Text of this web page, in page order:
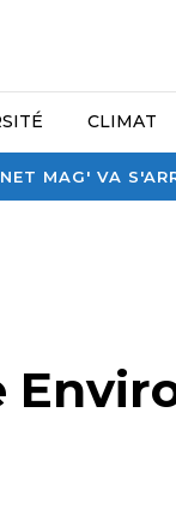
MAG' VA
CLIMAT